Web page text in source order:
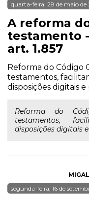
quarta-feira, 28 de maio de
A reforma
testamento
art. 1.857
Reforma do Código
testamentos,
disposições digitais
Reforma do
testamentos,
disposições digitais
segunda-feira, 16 de